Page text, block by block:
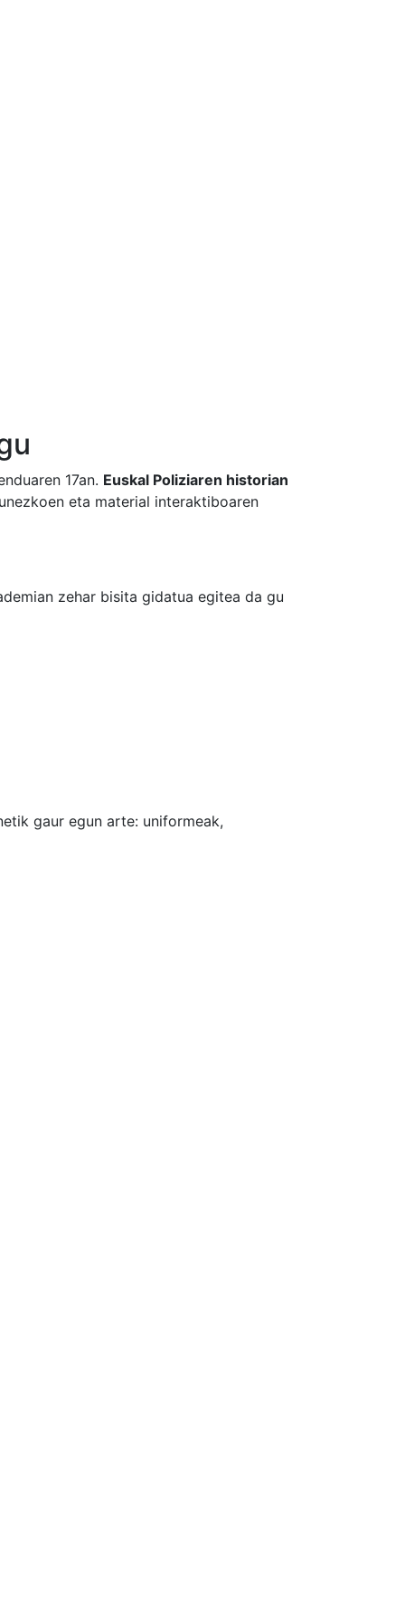
17an. Euskal Poliziaren historian
eta material interaktiboaren
zehar bisita gidatua egitea da gu
gaur egun arte: uniformeak,